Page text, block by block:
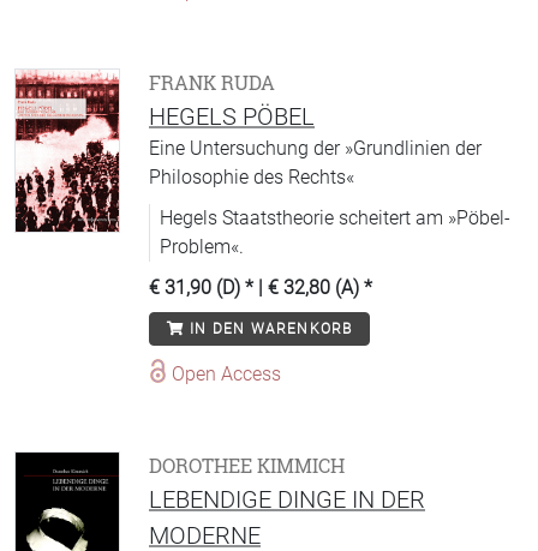
FRANK RUDA
HEGELS PÖBEL
Eine Untersuchung der »Grundlinien der
Philosophie des Rechts«
Hegels Staatstheorie scheitert am »Pöbel-
Problem«.
€ 31,90 (D) * | € 32,80 (A) *
IN DEN WARENKORB
Open Access
DOROTHEE KIMMICH
LEBENDIGE DINGE IN DER
MODERNE